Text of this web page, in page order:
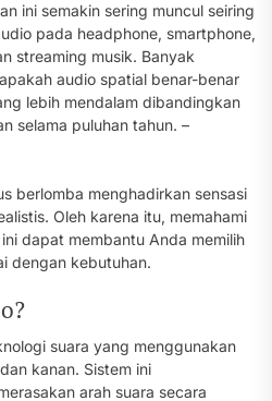
ini semakin sering muncul seiring
pada headphone, smartphone,
streaming musik. Banyak
audio spatial benar-benar
lebih mendalam dibandingkan
selama puluhan tahun. –
berlomba menghadirkan sensasi
Oleh karena itu, memahami
dapat membantu Anda memilih
dengan kebutuhan.
suara yang menggunakan
kanan. Sistem ini
arah suara secara